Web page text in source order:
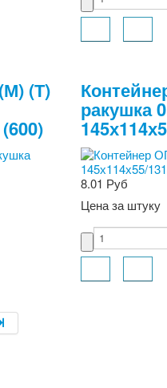
(Т)
ракушка
8.01 Руб
Цена за штуку